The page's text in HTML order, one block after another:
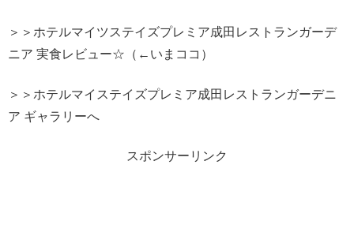
＞＞ホテルマイツステイズプレミア成田レストランガーデ
ニア 実食レビュー☆（←いまココ）
＞＞ホテルマイステイズプレミア成田レストランガーデニ
ア ギャラリーへ
スポンサーリンク